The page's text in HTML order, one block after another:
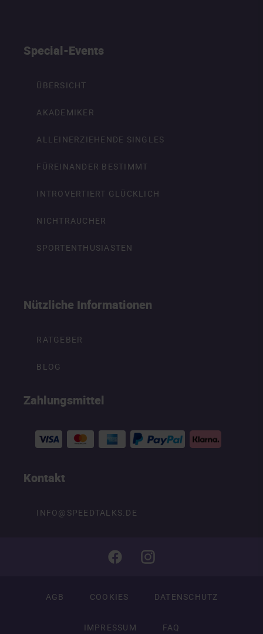
Special-Events
ÜBERSICHT
AKADEMIKER
ALLEINERZIEHENDE SINGLES
FÜREINANDER BESTIMMT
INTROVERTIERT GLÜCKLICH
NICHTRAUCHER
SPORTENTHUSIASTEN
Nützliche Informationen
RATGEBER
BLOG
Zahlungsmittel
Kontakt
INFO@SPEEDTALKS.DE
AGB COOKIES DATENSCHUTZ
IMPRESSUM FAQ